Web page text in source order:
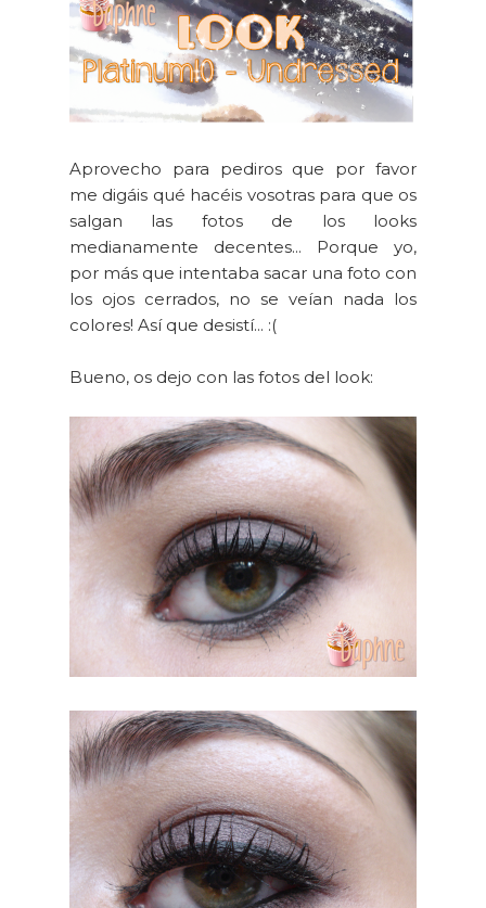
Aprovecho para pediros que por favor
me digáis qué hacéis vosotras para que os
salgan las fotos de los looks
medianamente decentes... Porque yo,
por más que intentaba sacar una foto con
los ojos cerrados, no se veían nada los
colores! Así que desistí... :(
Bueno, os dejo con las fotos del look: